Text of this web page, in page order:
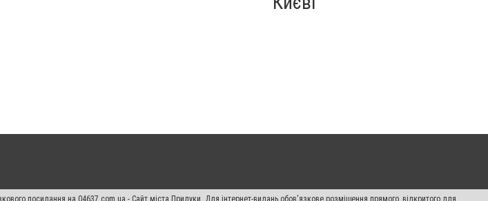
посилання на 04637.com.ua - Сайт міста Прилуки. Для інтернет-видань обов'язкове розміщення прямого, відкритого для